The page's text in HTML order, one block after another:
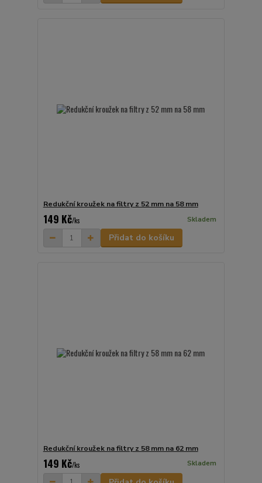
Redukční kroužek na filtry z 52 mm na 58 mm
149 Kč/ks Skladem
Přidat do košíku
Redukční kroužek na filtry z 58 mm na 62 mm
149 Kč/ks Skladem